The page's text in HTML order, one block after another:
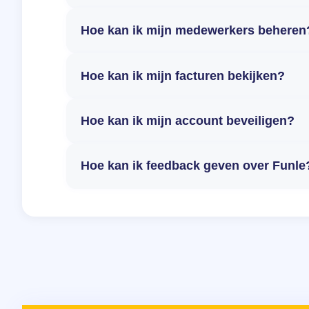
Hoe kan ik mijn medewerkers
Hoe kan ik mijn facturen bekijken?
Hoe kan ik mijn account beveiligen?
Hoe kan ik feedback geven over